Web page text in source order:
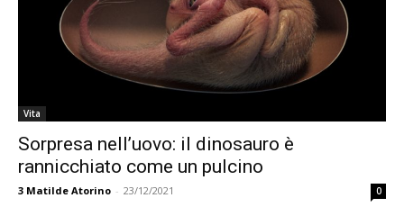
Vita
Sorpresa nell’uovo: il dinosauro è
rannicchiato come un pulcino
3 Matilde Atorino - 23/12/2021 0